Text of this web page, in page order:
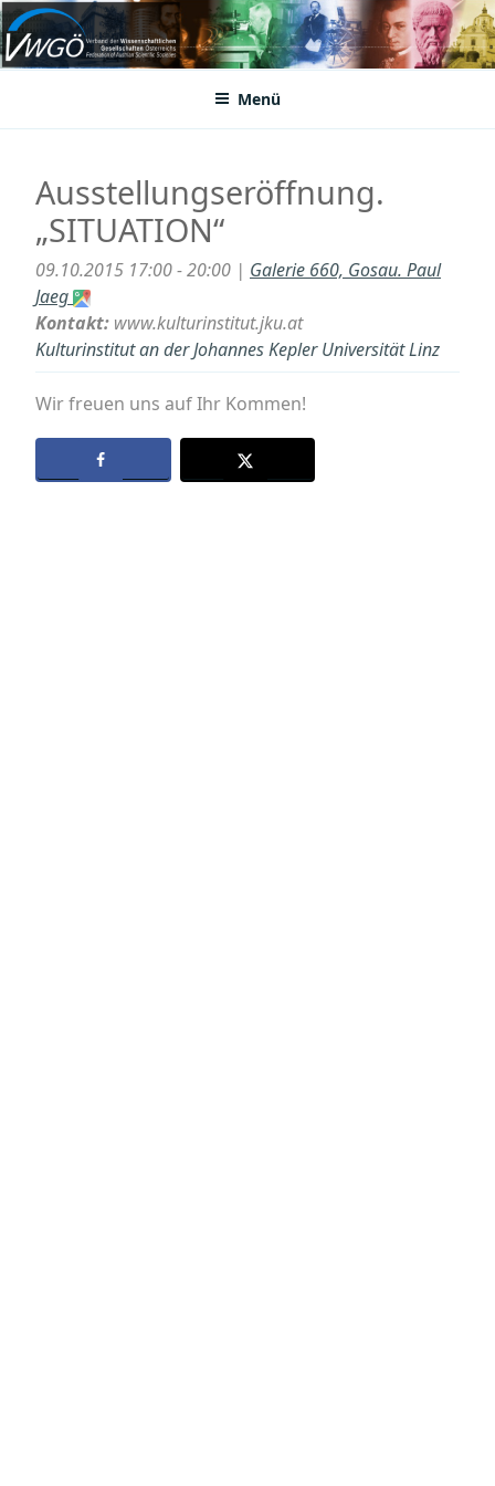
Zum
Inhalt
springenVWGÖ
Federation of Austrian Scientific Societies
Menü
Ausstellungseröffnung.
„SITUATION“
09.10.2015 17:00 - 20:00 | Galerie 660, Gosau. Paul
Jaeg
Kontakt: www.kulturinstitut.jku.at
Kulturinstitut an der Johannes Kepler Universität Linz
Wir freuen uns auf Ihr Kommen!